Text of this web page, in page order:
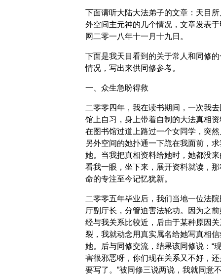
下面请听大陆大法弟子的文章：天目所
外空间主元神的几个情况，文章发表于
网二零一八年十一月十九日。
下面是我天目看到的关于常人和同修的
情况，写出来供同修参考。
一、众生急盼得救
二零零四年，我在读书期间，一次我
馆上自习，身上带着自制的大法真相资
在图书馆过道上路过一个女同学，突然
另外空间的她扑通一下跪在我面前，
她。当我把真相资料给她时，她都没来
看我一眼，坐下来，展开资料就读，那
命的专注至今记忆犹新。
二零零五年毕业后，我们当地一位法
厅副厅长，分管迫害法轮功。因为之前
经与我关系比较近，后由于某种原因关
裂，我就动念用真实属名给她写真相信
她。后与同修交流，结果该同修说：“
害很邪恶呀，你们现在关系又不好，还
要写了。”被同修三说两说，我就同意